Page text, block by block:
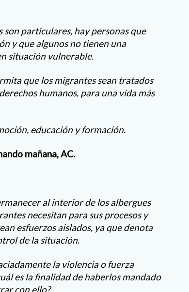
particulares, hay personas que
y que algunos no tienen una
situación vulnerable.
que los migrantes sean tratados
humanos, para una vida más
educación y formación.
mañana, AC.
al interior de los albergues
necesitan para sus procesos y
esfuerzos aislados, ya que denota
de la situación.
la violencia o fuerza
es la finalidad de haberlos mandado
con ello?